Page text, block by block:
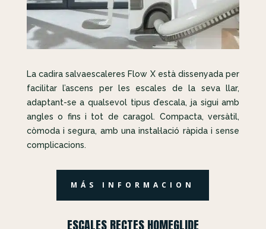
La cadira salvaescaleres Flow X està dissenyada per
facilitar l’ascens per les escales de la seva llar,
adaptant-se a qualsevol tipus d’escala, ja sigui amb
angles o fins i tot de caragol. Compacta, versàtil,
còmoda i segura, amb una instal·lació ràpida i sense
complicacions.
MÁS INFORMACION